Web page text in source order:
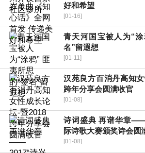
好和希望
[01-16]
青天河国宝被人为“
名”留遐想
[01-11]
汉苑良方百消丹高知
跨年分享会圆满收官
[01-08]
诗词盛典 再谱华章
际诗歌大赛颁奖诗会圆
[01-08]